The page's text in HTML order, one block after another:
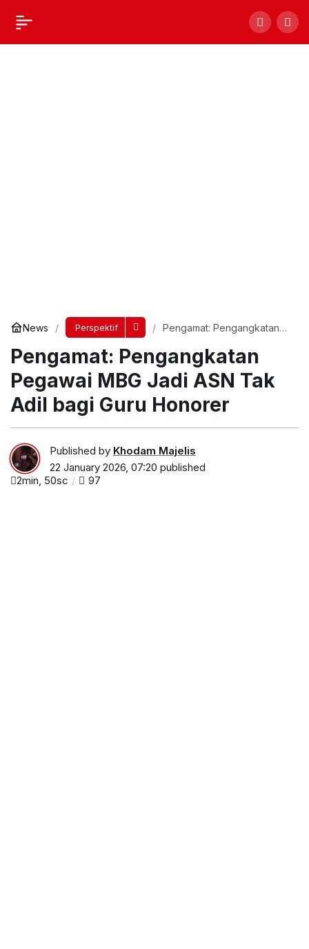
News Perspektif
Pengamat: Pengangkatan
Adil bagi Guru Honorer
Pengamat: Pengangkatan
Pegawai MBG Jadi ASN Tak
Adil bagi Guru Honorer
Published by Khodam Majelis
22 January 2026, 07:20 published
2min, 50sc
97